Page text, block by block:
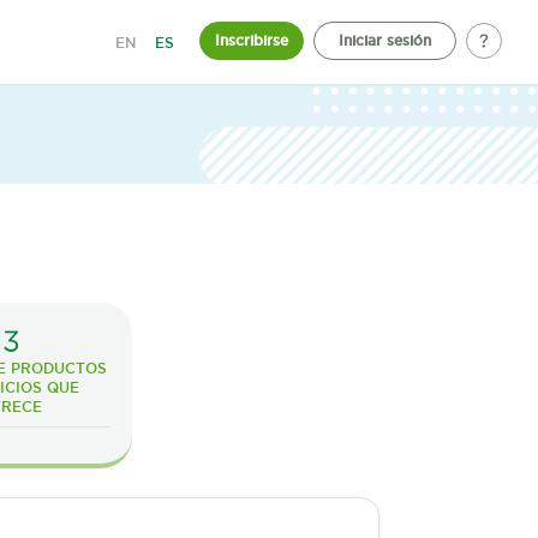
EN ES Inscribirse Iniciar sesión
3
PRODUCTOS
QUE